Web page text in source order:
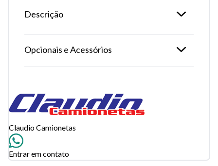
Descrição
Opcionais e Acessórios
Claudio Camionetas
Entrar em contato